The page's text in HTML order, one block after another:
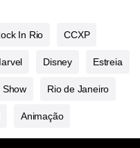
In Rio CCXP
Disney Estreia
Show Rio de Janeiro
Animação